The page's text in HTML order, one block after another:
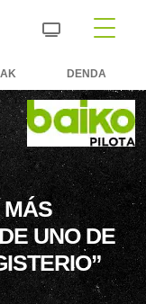
DENDA
MÁS
UNO DE